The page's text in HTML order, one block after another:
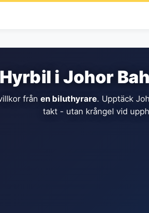
Hyrbil i Johor
från en biluthyrare. Upptäck
takt - utan krångel vid